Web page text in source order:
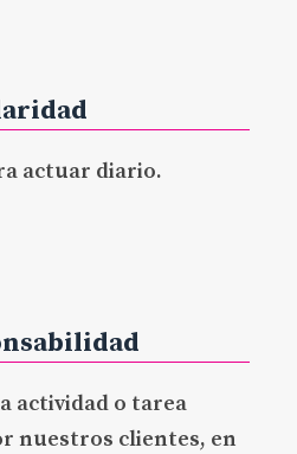
actuar diario.
actividad o tarea
nuestros clientes, en